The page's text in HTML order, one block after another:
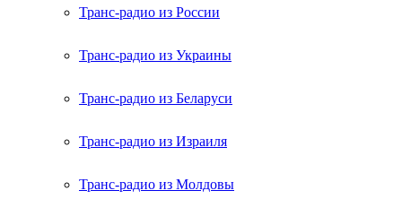
Транс-радио из России
Транс-радио из Украины
Транс-радио из Беларуси
Транс-радио из Израиля
Транс-радио из Молдовы